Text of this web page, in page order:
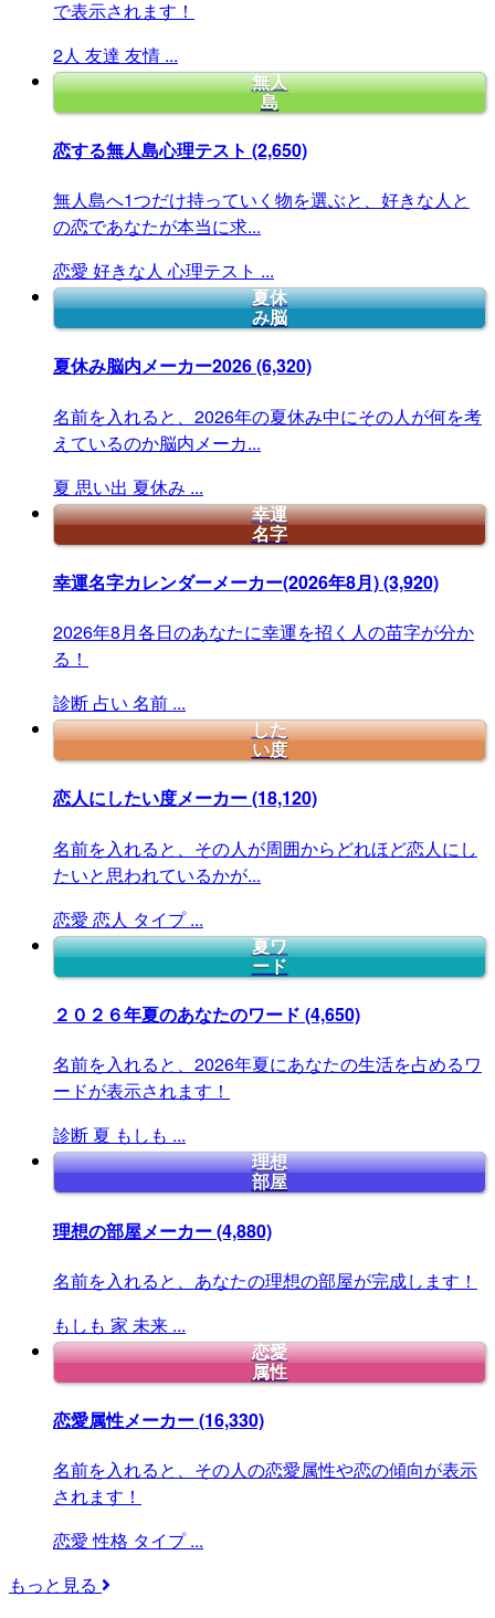
で表示されます！
2人 友達 友情 ...
無人
島
恋する無人島心理テスト (2,650)
無人島へ1つだけ持っていく物を選ぶと、好きな人と
の恋であなたが本当に求...
恋愛 好きな人 心理テスト ...
夏休
み脳
夏休み脳内メーカー2026(6,320)
名前を入れると、2026年の夏休み中にその人が何を考
えているのか脳内メーカ...
夏 思い出 夏休み ...
幸運
名字
幸運名字カレンダーメーカー(2026年8月)(3,920)
2026年8月各日のあなたに幸運を招く人の苗字が分か
る！
診断 占い 名前 ...
した
い度
恋人にしたい度メーカー(18,120)
名前を入れると、その人が周囲からどれほど恋人にし
たいと思われているかが...
恋愛 恋人 タイプ ...
夏ワ
ード
２０２６年夏のあなたのワード (4,650)
名前を入れると、2026年夏にあなたの生活を占めるワ
ードが表示されます！
診断 夏 もしも ...
理想
部屋
理想の部屋メーカー(4,880)
名前を入れると、あなたの理想の部屋が完成します！
もしも 家 未来 ...
恋愛
属性
恋愛属性メーカー(16,330)
名前を入れると、その人の恋愛属性や恋の傾向が表示
されます！
恋愛 性格 タイプ ...
もっと見る